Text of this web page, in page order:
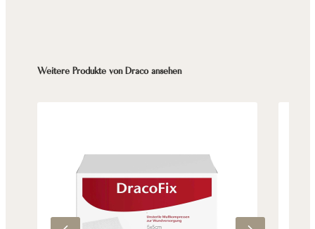
Produktgalerie überspringen
Weitere Produkte von Draco ansehen